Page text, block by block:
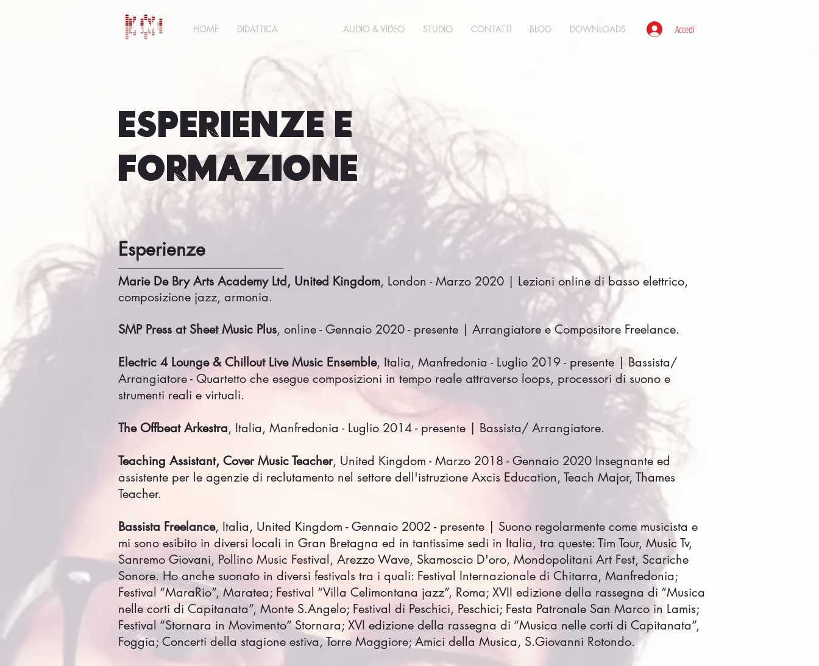
HOME DIDATTICA AUDIO & VIDEO STUDIO CONTATTI BLOG DOWNLOADS Accedi
Esperienze E
FORMAZIONE
Esperienze
Marie De Bry Arts Academy Ltd, United Kingdom, London - Marzo 2020 | Lezioni online di basso elettrico,
composizione jazz, armonia.
SMP Press at Sheet Music Plus, online - Gennaio 2020 - presente | Arrangiatore e Compositore Freelance.
Electric 4 Lounge & Chillout Live Music Ensemble, Italia, Manfredonia - Luglio 2019 - presente | Bassista/
Arrangiatore - Quartetto che esegue composizioni in tempo reale attraverso loops, processori di suono e
strumenti reali e virtuali.
The Offbeat Arkestra, Italia, Manfredonia - Luglio 2014 - presente | Bassista/ Arrangiatore.
Teaching Assistant, Cover Music Teacher, United Kingdom - Marzo 2018 - Gennaio 2020 Insegnante ed
assistente per le agenzie di reclutamento nel settore dell'istruzione Axcis Education, Teach Major, Thames
Teacher.
Bassista Freelance, Italia, United Kingdom - Gennaio 2002 - presente | Suono regolarmente come musicista e
mi sono esibito in diversi locali in Gran Bretagna ed in tantissime sedi in Italia, tra queste: Tim Tour, Music Tv,
Sanremo Giovani, Pollino Music Festival, Arezzo Wave, Skamoscio D'oro, Mondopolitani Art Fest, Scariche
Sonore. Ho anche suonato in diversi festivals tra i quali: Festival Internazionale di Chitarra, Manfredonia;
Festival “MaraRio”, Maratea; Festival “Villa Celimontana jazz”, Roma; XVII edizione della rassegna di “Musica
nelle corti di Capitanata”, Monte S.Angelo; Festival di Peschici, Peschici; Festa Patronale San Marco in Lamis;
Festival “Stornara in Movimento” Stornara; XVI edizione della rassegna di “Musica nelle corti di Capitanata”,
Foggia; Concerti della stagione estiva, Torre Maggiore; Amici della Musica, S.Giovanni Rotondo.